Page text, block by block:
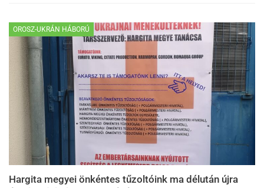
OROSZ-UKRÁN HÁBORÚ
Hargita megyei önkéntes tűzoltóink ma délután újra